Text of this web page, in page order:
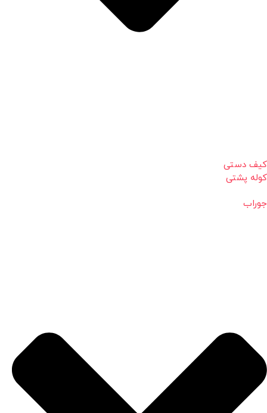
کیف دستی
کوله پشتی
جوراب